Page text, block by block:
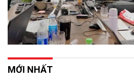
MỚI NHẤT